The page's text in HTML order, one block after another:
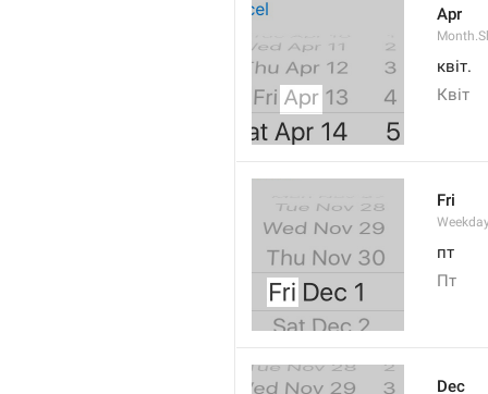
Apr
квіт.
Квіт
Fri
пт
Пт
Dec